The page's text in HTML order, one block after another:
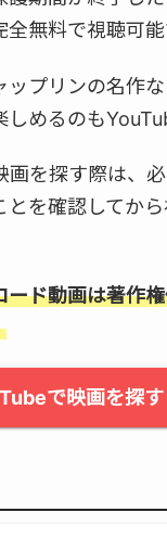
無料で視聴可能
ップリンの名作
めるのも
画を探す際は、
とを確認してか
ード動画は著作
で映画を探す